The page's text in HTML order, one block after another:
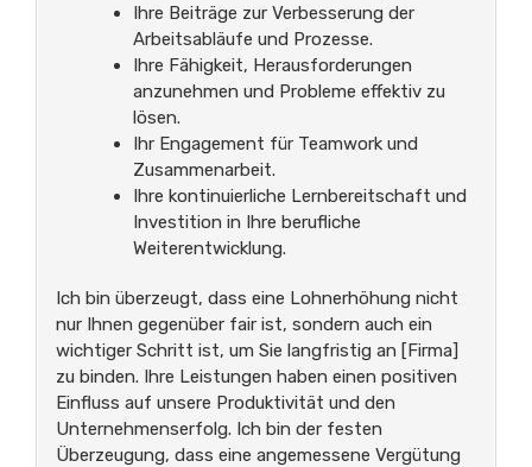
Ihre Beiträge zur Verbesserung der
Arbeitsabläufe und Prozesse.
Ihre Fähigkeit, Herausforderungen
anzunehmen und Probleme effektiv zu
lösen.
Ihr Engagement für Teamwork und
Zusammenarbeit.
Ihre kontinuierliche Lernbereitschaft und
Investition in Ihre berufliche
Weiterentwicklung.
Ich bin überzeugt, dass eine Lohnerhöhung nicht
nur Ihnen gegenüber fair ist, sondern auch ein
wichtiger Schritt ist, um Sie langfristig an [Firma]
zu binden. Ihre Leistungen haben einen positiven
Einfluss auf unsere Produktivität und den
Unternehmenserfolg. Ich bin der festen
Überzeugung, dass eine angemessene Vergütung